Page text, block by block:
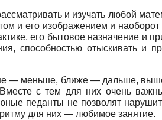
и изучать любой
и его изображением и
его бытовое назначение и
способностью отыскивать и
— меньше, ближе — дальше,
с тем для них очень
педанты не позволят
для них — любимое занятие.